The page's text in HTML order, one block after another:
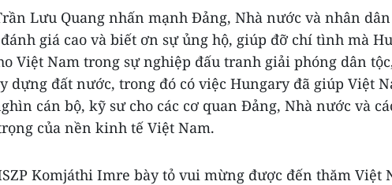
Lưu Quang nhấn mạnh Đảng, Nhà nước và nhân
giá cao và biết ơn sự ủng hộ, giúp đỡ chí tình mà
Việt Nam trong sự nghiệp đấu tranh giải phóng dân
dựng đất nước, trong đó có việc Hungary đã giúp Việt
cán bộ, kỹ sư cho các cơ quan Đảng, Nhà nước và
của nền kinh tế Việt Nam.
Komjáthi Imre bày tỏ vui mừng được đến thăm Việt